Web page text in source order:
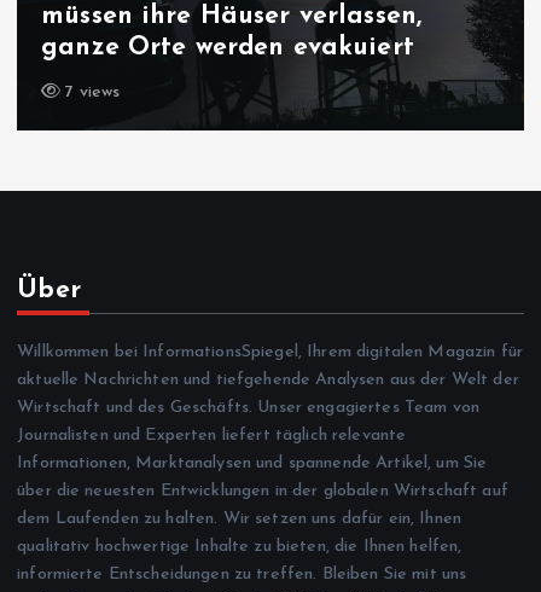
müssen ihre Häuser verlassen,
ganze Orte werden evakuiert
7 views
Über
Willkommen bei InformationsSpiegel, Ihrem digitalen Magazin für
aktuelle Nachrichten und tiefgehende Analysen aus der Welt der
Wirtschaft und des Geschäfts. Unser engagiertes Team von
Journalisten und Experten liefert täglich relevante
Informationen, Marktanalysen und spannende Artikel, um Sie
über die neuesten Entwicklungen in der globalen Wirtschaft auf
dem Laufenden zu halten. Wir setzen uns dafür ein, Ihnen
qualitativ hochwertige Inhalte zu bieten, die Ihnen helfen,
informierte Entscheidungen zu treffen. Bleiben Sie mit uns